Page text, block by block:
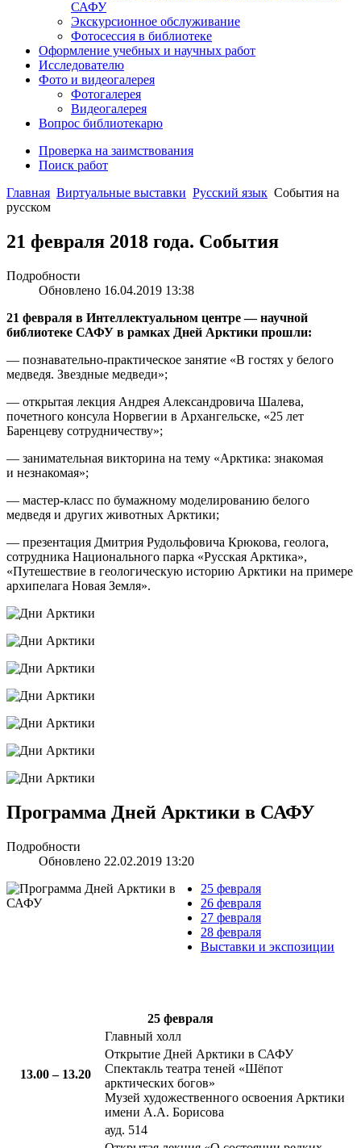
САФУ
Экскурсионное обслуживание
Фотосессия в библиотеке
Оформление учебных и научных работ
Исследователю
Фото и видеогалерея
Фотогалерея
Видеогалерея
Вопрос библиотекарю
Проверка на заимствования
Поиск работ
Главная Виртуальные выставки Русский язык События на
русском
21 февраля 2018 года. События
Подробности
Обновлено 16.04.2019 13:38
21 февраля в Интеллектуальном центре — научной
библиотеке САФУ в рамках Дней Арктики прошли:
— познавательно-практическое занятие «В гостях у белого
медведя. Звездные медведи»;
— открытая лекция Андрея Александровича Шалева,
почетного консула Норвегии в Архангельске, «25 лет
Баренцеву сотрудничеству»;
— занимательная викторина на тему «Арктика: знакомая
и незнакомая»;
— мастер-класс по бумажному моделированию белого
медведя и других животных Арктики;
— презентация Дмитрия Рудольфовича Крюкова, геолога,
сотрудника Национального парка «Русская Арктика»,
«Путешествие в геологическую историю Арктики на примере
архипелага Новая Земля».
Программа Дней Арктики в САФУ
Подробности
Обновлено 22.02.2019 13:20
25 февраля
26 февраля
27 февраля
28 февраля
Выставки и экспозиции
25 февраля
13.00 – 13.20​
​Главный холл
Открытие Дней Арктики в САФУ
Спектакль театра теней «Шёпот
арктических богов»
Музей художественного освоения Арктики
имени А.А. Борисова
ауд. 514